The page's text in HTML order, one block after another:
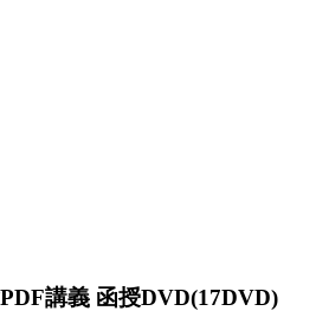
講義 函授DVD(17DVD)